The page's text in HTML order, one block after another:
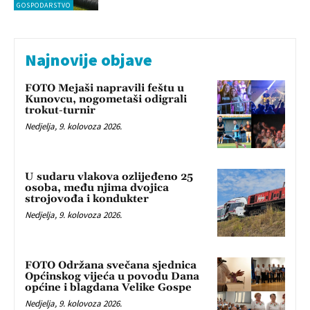
GOSPODARSTVO
Najnovije objave
FOTO Mejaši napravili feštu u
Kunovcu, nogometaši odigrali
trokut-turnir
Nedjelja, 9. kolovoza 2026.
U sudaru vlakova ozlijeđeno 25
osoba, među njima dvojica
strojovođa i kondukter
Nedjelja, 9. kolovoza 2026.
FOTO Održana svečana sjednica
Općinskog vijeća u povodu Dana
općine i blagdana Velike Gospe
Nedjelja, 9. kolovoza 2026.